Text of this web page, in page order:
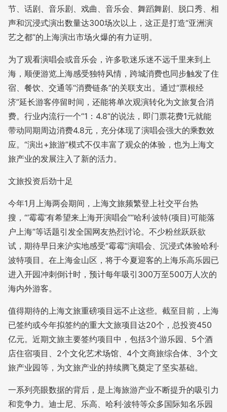
节、话剧、音乐剧、戏曲、音乐会、舞蹈舞剧、脱口秀、相
声和沉浸式演出数量达300场次以上，这正是打造“亚洲演
艺之都”的上海演出市场火爆的有力证明。
为了观看演唱会或音乐会，许多歌迷乐迷不远千里来到上
海，顺便游览上海感受独特风情，跨城消费也同步触发了住
宿、餐饮、交通等“消费链条”的关联支出。通过“票根经
济”延长游客停留时间，还能将单次观演转化为文旅复合消
费。行业内流行一个“1：4.8”的说法，即门票花费1元就能
带动同期周边消费4.8元，充分体现了演唱会强大的乘数效
应。“演出+旅游”模式不仅丰富了观众的体验，也为上海文
旅产业的发展注入了新的活力。
文旅投资后劲十足
今年1月上海两会期间，上海文旅频繁登上社交平台热
搜，“‘霉霉’有希望来上海开演唱会”“哈利·波特(项目)可能落
户上海”等话题引发全国网友热烈讨论。不少粉丝跃跃欲
试，期待早日来沪实地感受“霉霉”演唱会、沉浸式体验哈利·
波特项目。在上海金山区，将于今夏迎客的上海乐高乐园已
进入开园冲刺倒计时，预计每年吸引300万至500万人次的
海内外游客。
值得期待的上海文旅重磅项目远不止这些。截至目前，上海
已签约或今年拟签约的重大文旅项目达20个，总投资450
亿元。近期文旅主要签约项目中，包括3个游乐园、5个酒
店住宿项目、2个文化艺术场馆、4个文商旅综合体、3个文
旅产业园等，为文旅产业的持续腾飞奠定了坚实基础。
一系列亮眼数据的背后，是上海旅游产业不断提升的吸引力
和竞争力。迪士尼、乐高、哈利·波特等众多国际知名乐园